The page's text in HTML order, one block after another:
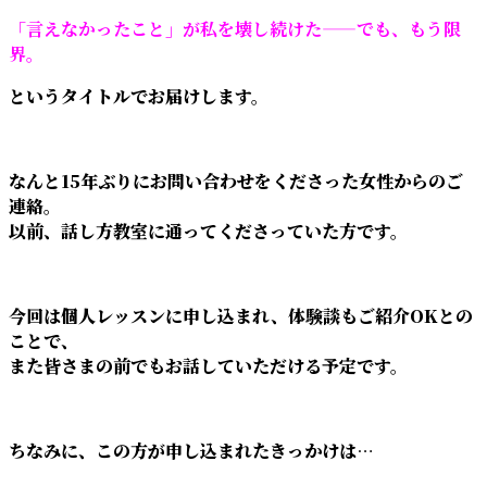
「言えなかったこと」が私を壊し続けた——でも、もう限
界。
というタイトルでお届けします。
なんと15年ぶりにお問い合わせをくださった女性からのご
連絡。
以前、話し方教室に通ってくださっていた方です。
今回は個人レッスンに申し込まれ、体験談もご紹介OKとの
ことで、
また皆さまの前でもお話していただける予定です。
ちなみに、この方が申し込まれたきっかけは…